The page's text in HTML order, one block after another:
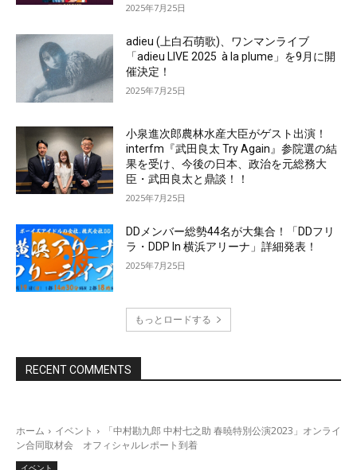
2025年7月25日
adieu (上白石萌歌)、ワンマンライブ
「adieu LIVE 2025 à la plume」を9月に開
催決定！
2025年7月25日
小泉進次郎農林水産大臣がゲスト出演！
interfm『武田良太 Try Again』参院選の結
果を受け、今後の日本、政治を元総務大
臣・武田良太と鼎談！！
2025年7月25日
DDメンバー総勢44名が大集合！「DDフリ
ラ・DDP In 横浜アリーナ」詳細発表！
2025年7月25日
もっとロードする
RECENT COMMENTS